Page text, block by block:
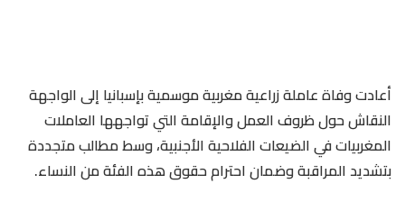
أعادت وفاة عاملة زراعية مغربية موسمية بإسبانيا إلى الواجهة
النقاش حول ظروف العمل والإقامة التي تواجهها العاملات
المغربيات في الضيعات الفلاحية الأجنبية، وسط مطالب متجددة
بتشديد المراقبة وضمان احترام حقوق هذه الفئة من النساء.